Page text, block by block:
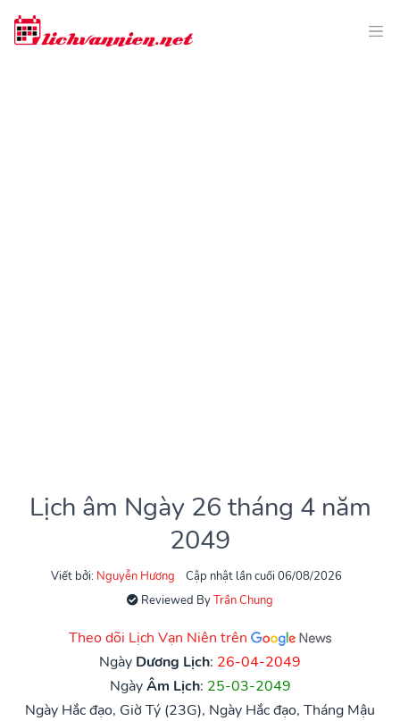
Lịch âm Ngày 26 tháng 4 năm
2049
Viết bởi: Nguyễn Hương
Cập nhật lần cuối 06/08/2026
Reviewed ByTrần Chung
Theo dõi Lịch Vạn Niên trên
Ngày Dương Lịch: 26-04-2049
NgàyÂm Lịch: 25-03-2049
Ngày Hắc đạo, Giờ Tý (23G), Ngày Hắc đạo, Tháng Mậu